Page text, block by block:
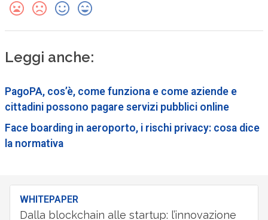
Leggi anche:
PagoPA, cos’è, come funziona e come aziende e
cittadini possono pagare servizi pubblici online
Face boarding in aeroporto, i rischi privacy: cosa dice
la normativa
WHITEPAPER
Dalla blockchain alle startup: l’innovazione